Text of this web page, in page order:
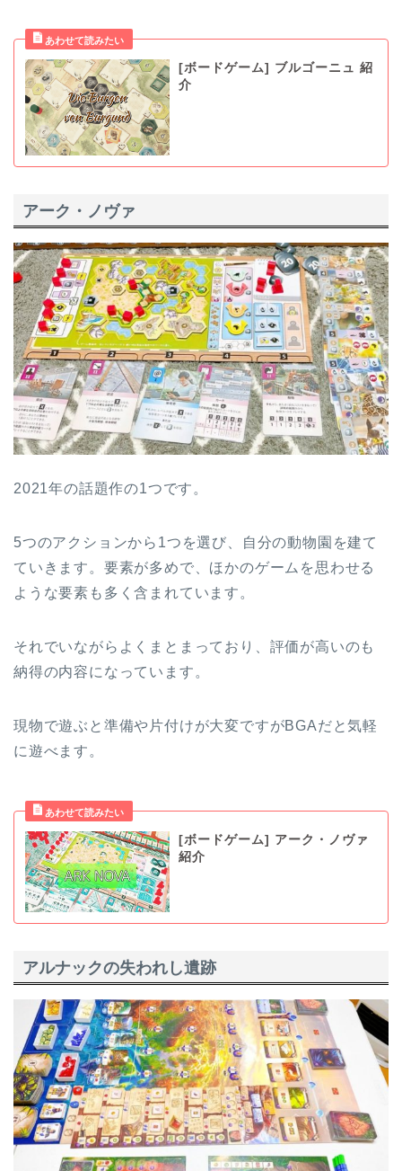
[ボードゲーム] ブルゴーニュ 紹
介
アーク・ノヴァ
2021年の話題作の1つです。
5つのアクションから1つを選び、自分の動物園を建て
ていきます。要素が多めで、ほかのゲームを思わせる
ような要素も多く含まれています。
それでいながらよくまとまっており、評価が高いのも
納得の内容になっています。
現物で遊ぶと準備や片付けが大変ですがBGAだと気軽
に遊べます。
[ボードゲーム] アーク・ノヴァ
紹介
アルナックの失われし遺跡